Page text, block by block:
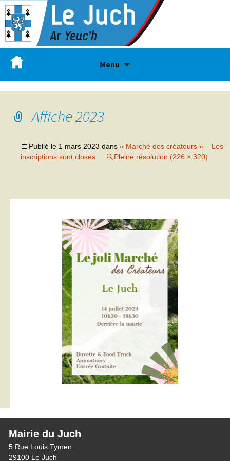
Menu
Affiche 2023
Publié le 1 mars 2023 dans « Marché des créateurs » – Les
inscriptions sont closes
Pleine résolution (226 × 320)
Mairie du Juch
5 Rue Louis Tymen
29100 Le Juch